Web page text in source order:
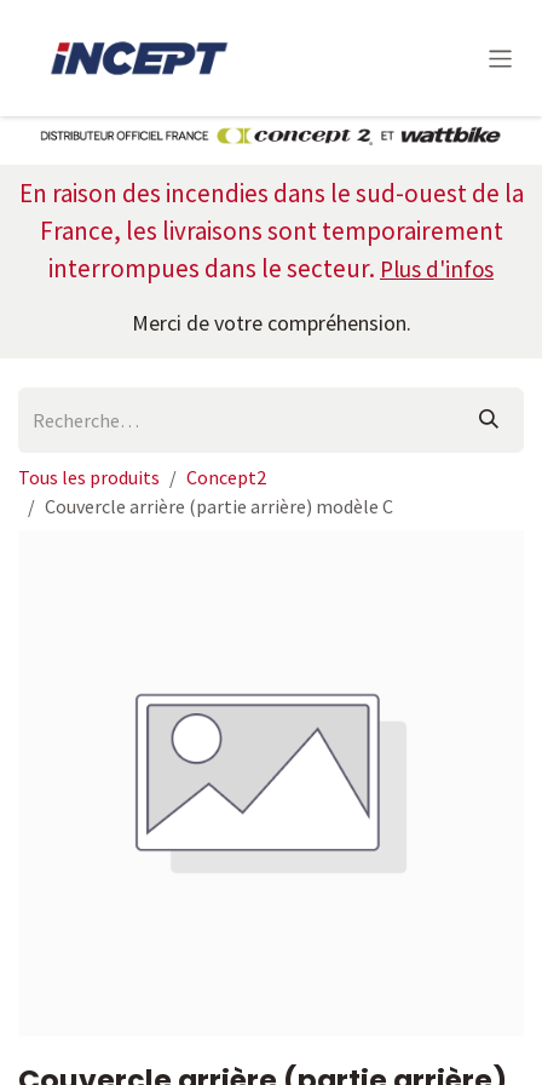
En raison des incendies dans le sud-ouest de la
France, les livraisons sont temporairement
interrompues dans lesecteur. Plus d'infos
Merci de votre compréhension.
Tous les produits
Concept2
Couvercle arrière (partie arrière) modèle C